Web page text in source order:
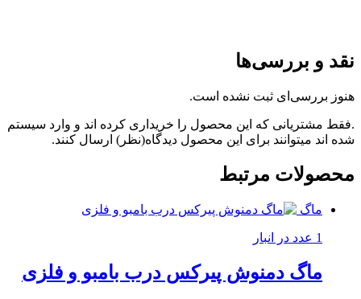
نقد و بررسی‌ها
هنوز بررسی‌ای ثبت نشده است.
.فقط مشتریانی که این محصول را خریداری کرده اند و وارد سیستم
شده اند میتوانند برای این محصول دیدگاه(نظر) ارسال کنند.
محصولات مرتبط
ماگ
1 عدد در انبار
ماگ دمنوش پیرکس درب بامبو و فلزی